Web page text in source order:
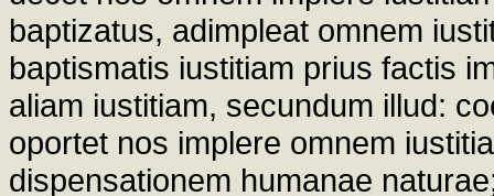
baptizatus, adimpleat omnem
baptismatis iustitiam prius factis
aliam iustitiam, secundum illud:
oportet nos implere omnem
dispensationem humanae